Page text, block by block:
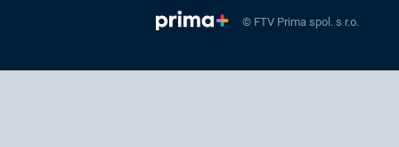
© FTV Prima spol. s r.o.